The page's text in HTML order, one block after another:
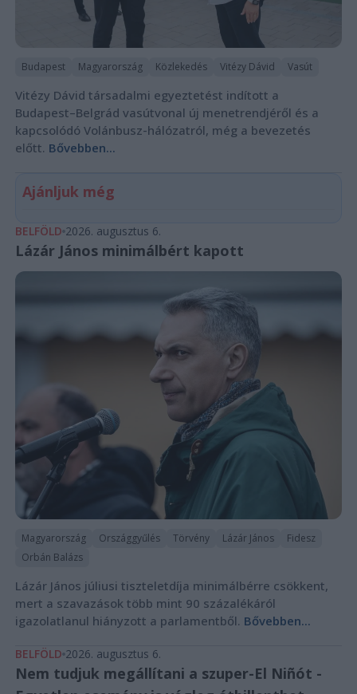
Budapest Magyarország Közlekedés Vitézy Dávid Vasút
Vitézy Dávid társadalmi egyeztetést indított a
Budapest–Belgrád vasútvonal új menetrendjéről és a
kapcsolódó Volánbusz-hálózatról, még a bevezetés
előtt. Bővebben...
Ajánljuk még
BELFÖLD 2026. augusztus 6.
Lázár János minimálbért kapott
Magyarország Országgyűlés Törvény Lázár János
Fidesz
Orbán Balázs
Lázár János júliusi tiszteletdíja minimálbérre csökkent,
mert a szavazások több mint 90 százalékáról
igazolatlanul hiányzott a parlamentből. Bővebben...
BELFÖLD 2026. augusztus 6.
Nem tudjuk megállítani a szuper-El Niñót -